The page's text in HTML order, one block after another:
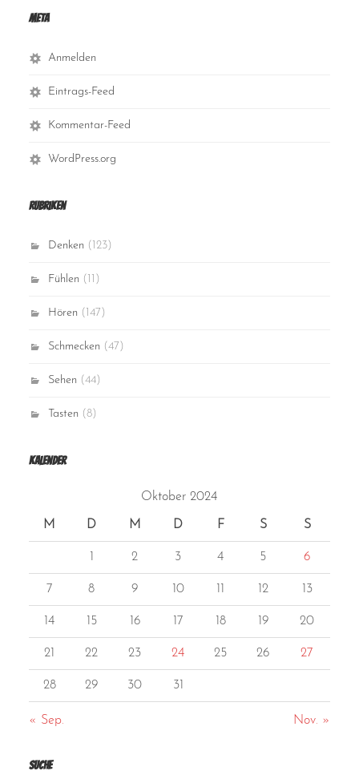
Meta
Anmelden
Eintrags-Feed
Kommentar-Feed
WordPress.org
Rubriken
Denken (123)
Fühlen (11)
Hören (147)
Schmecken (47)
Sehen (44)
Tasten (8)
Kalender
Oktober 2024
M D M D F S S
1 2 3 4 5 6
7 8 9 10 11 12 13
14 15 16 17 18 19 20
21 22 23 24 25 26 27
28 29 30 31
« Sep. Nov. »
Suche